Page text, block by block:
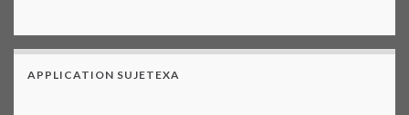
APPLICATION SUJETEXA